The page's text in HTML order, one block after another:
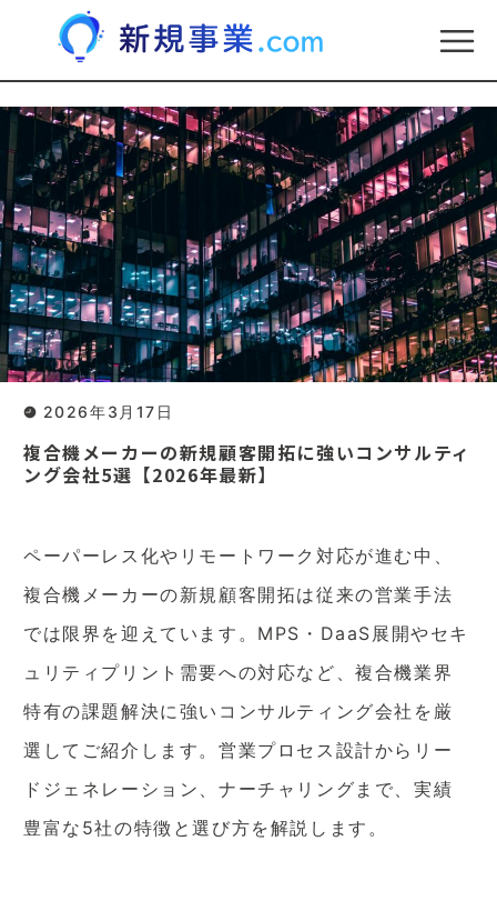
2026年3月17日
複合機メーカーの新規顧客開拓に強いコンサルティ
ング会社5選【2026年最新】
ペーパーレス化やリモートワーク対応が進む中、
複合機メーカーの新規顧客開拓は従来の営業手法
では限界を迎えています。MPS・DaaS展開やセキ
ュリティプリント需要への対応など、複合機業界
特有の課題解決に強いコンサルティング会社を厳
選してご紹介します。営業プロセス設計からリー
ドジェネレーション、ナーチャリングまで、実績
豊富な5社の特徴と選び方を解説します。